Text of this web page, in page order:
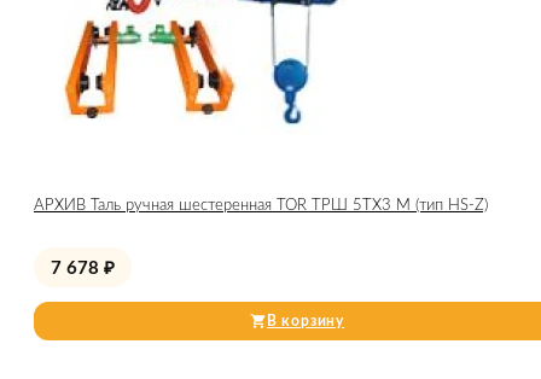
АРХИВ Таль ручная шестеренная TOR ТРШ 5ТХ3 М (тип HS-Z)
7 678 ₽
В корзину